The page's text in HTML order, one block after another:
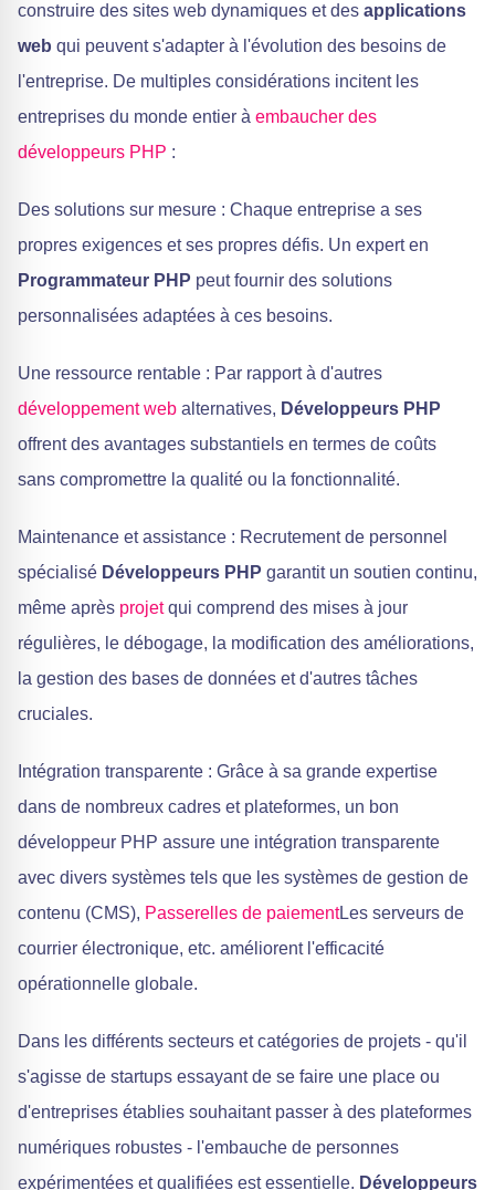
construire des sites web dynamiques et des applications
web qui peuvent s'adapter à l'évolution des besoins de
l'entreprise. De multiples considérations incitent les
entreprises du monde entier à embaucher des
développeurs PHP :
Des solutions sur mesure : Chaque entreprise a ses
propres exigences et ses propres défis. Un expert en
Programmateur PHP peut fournir des solutions
personnalisées adaptées à ces besoins.
Une ressource rentable : Par rapport à d'autres
développement web alternatives, Développeurs PHP
offrent des avantages substantiels en termes de coûts
sans compromettre la qualité ou la fonctionnalité.
Maintenance et assistance : Recrutement de personnel
spécialisé Développeurs PHP garantit un soutien continu,
même après projetqui comprend des mises à jour
régulières, le débogage, la modification des améliorations,
la gestion des bases de données et d'autres tâches
cruciales.
Intégration transparente : Grâce à sa grande expertise
dans de nombreux cadres et plateformes, un bon
développeur PHP assure une intégration transparente
avec divers systèmes tels que les systèmes de gestion de
contenu (CMS), Passerelles de paiementLes serveurs de
courrier électronique, etc. améliorent l'efficacité
opérationnelle globale.
Dans les différents secteurs et catégories de projets - qu'il
s'agisse de startups essayant de se faire une place ou
d'entreprises établies souhaitant passer à des plateformes
numériques robustes - l'embauche de personnes
expérimentées et qualifiées est essentielle. Développeurs